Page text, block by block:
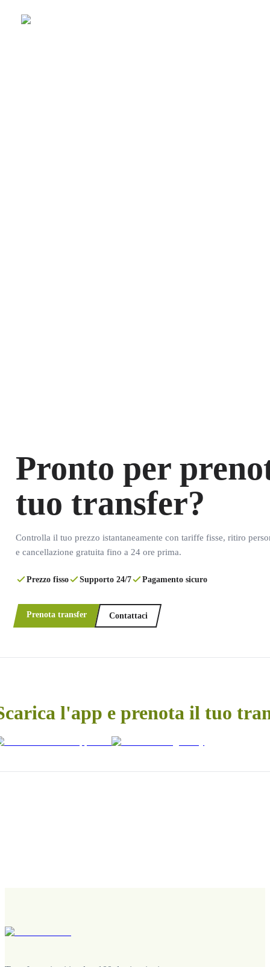
Pronto per
tuo transfer?
Controlla il tuo prezzo istantaneamente con tariffe fisse, ritiro
e cancellazione gratuita fino a 24 ore prima.
Prezzo fisso Supporto 24/7 Pagamento sicuro
Prenota transfer Contattaci
l'app e prenota il tuo